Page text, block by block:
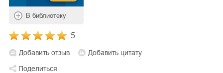
В библиотеку
5
Добавить отзыв
Добавить цитату
Поделиться